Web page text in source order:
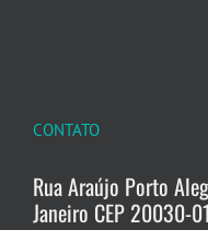
CONTATO
Rua Araújo Porto
Janeiro CEP 20030-